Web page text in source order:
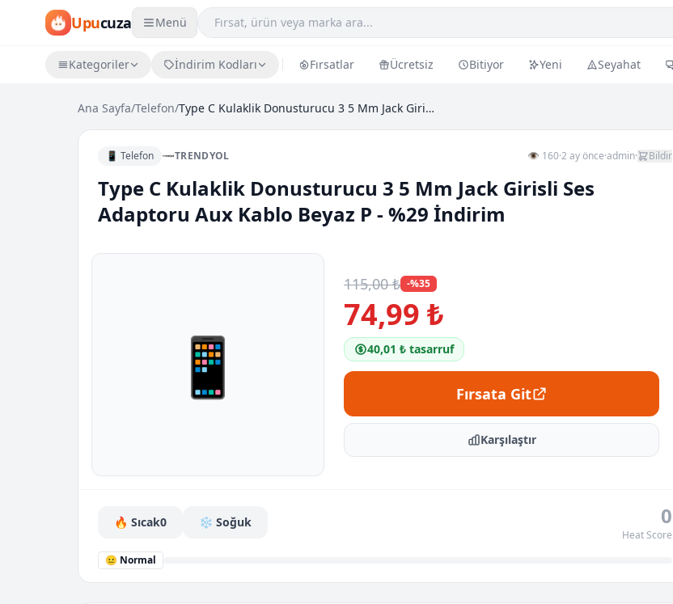
Upucuza Menü
Kategoriler İndirim Kodları Fırsatlar Ücretsiz Bitiyor Yeni Seyahat
Ana Sayfa/Telefon/ Type C Kulaklik Donusturucu 3 5 Mm Jack Girisli Se...
📱 Telefon TRENDYOL 👁 160·2 ay önce·admin· Bildir
Type C Kulaklik Donusturucu 3 5 Mm Jack Girisli Ses
Adaptoru Aux Kablo Beyaz P - %29 İndirim
📱
115,00 ₺ -%35
74,99 ₺
40,01 ₺ tasarruf
Fırsata Git
Karşılaştır
🔥 Sıcak0 ❄️ Soğuk 0
Heat Score
😐 Normal